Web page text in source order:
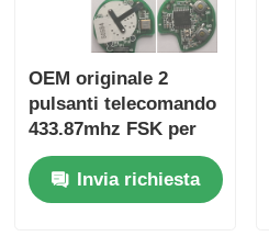
OEM originale 2
pulsanti telecomando
433.87mhz FSK per
Su-zuki Jim-ny 2005-
2017 Senza chip
37182-A7 Solo
Invia richiesta